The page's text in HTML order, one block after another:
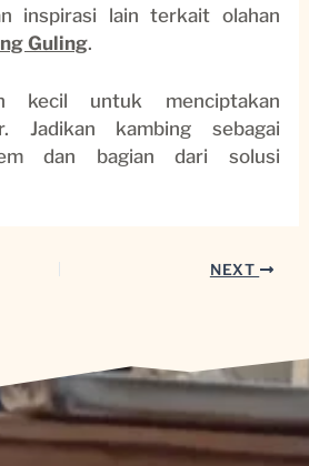
inspirasi lain terkait olahan
Guling.
kecil untuk menciptakan
Jadikan kambing sebagai
dan bagian dari solusi
NEXT